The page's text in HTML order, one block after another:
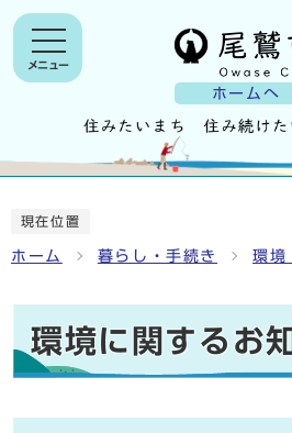
ホームへ
メニュー
現在位置
ホーム 暮らし・手続き 環境
環境に関するお